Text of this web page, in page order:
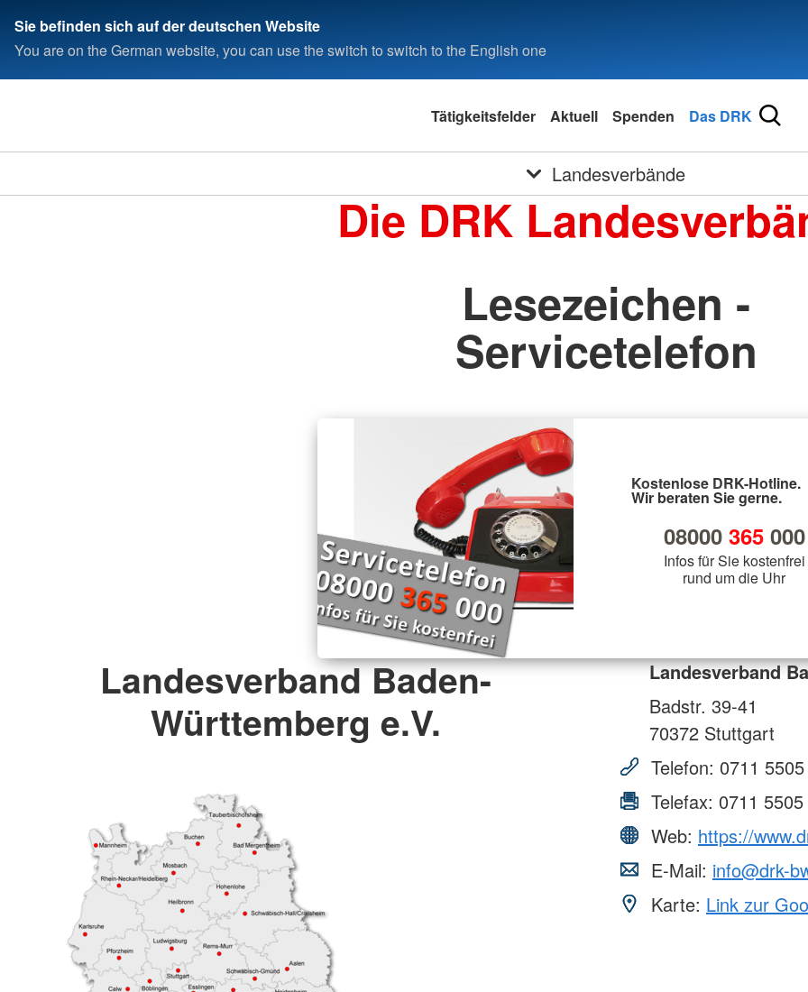
Sie befinden sich auf der deutschen Website
You are on the German website, you can use the switch to switch to the English one
Tätigkeitsfelder Aktuell Spenden Das DRK
Landesverbände
Die DRK
Lesezeichen -
Servicetelefon
Kostenlose DRK-Hotline.
Wir beraten Sie gerne.
08000 365000
Infos für Sie kostenfrei
rund um die Uhr
Landesverband Baden-
Württemberg e.V.
Landesverband
Badstr. 39-41
70372 Stuttgart
Telefon: 0711
Telefax: 0711
Web: https://
E-Mail: info@drk-
Karte: Link zur